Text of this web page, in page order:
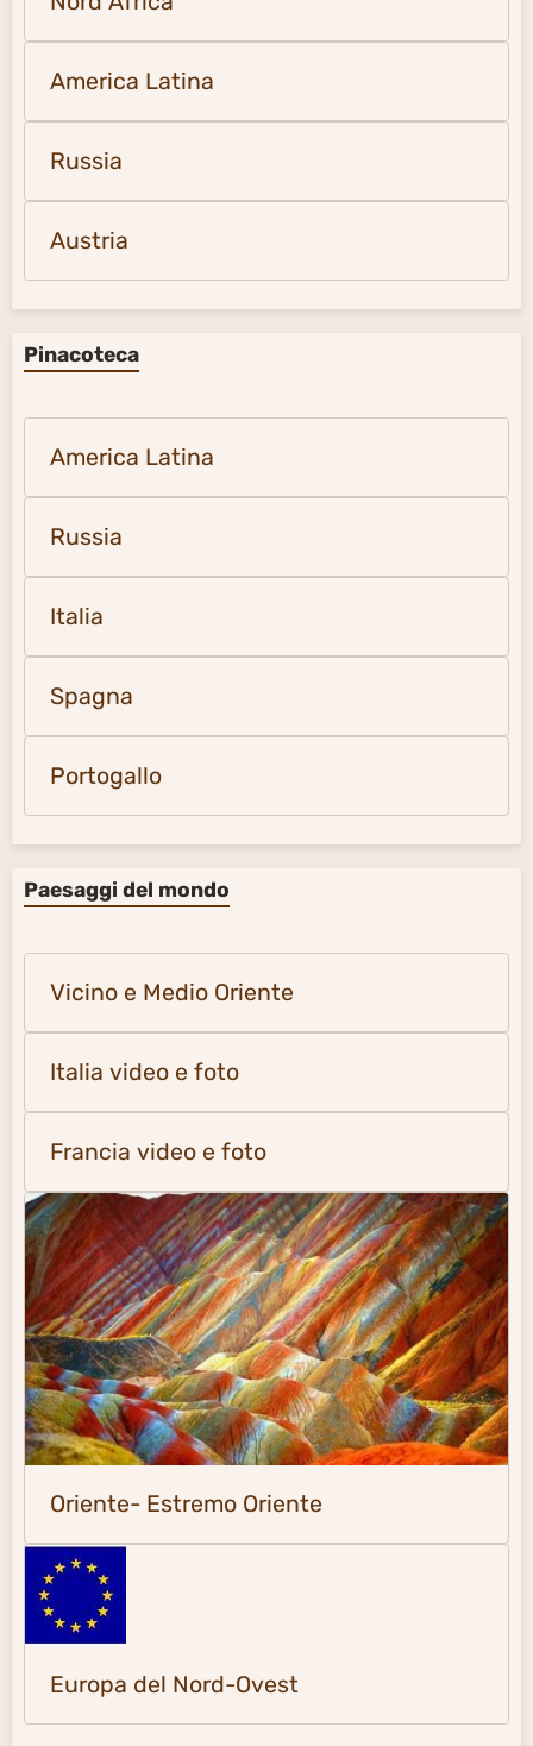
America Latina
Russia
Austria
Pinacoteca
America Latina
Russia
Italia
Spagna
Portogallo
Paesaggi del mondo
Vicino e Medio Oriente
Italia video e foto
Francia video e foto
Oriente- Estremo Oriente
Europa del Nord-Ovest